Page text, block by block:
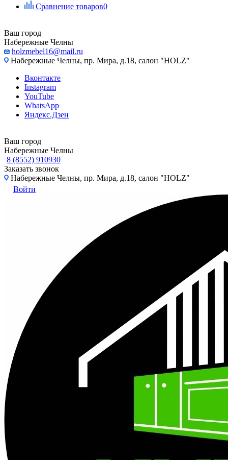
Сравнение товаров0
Ваш город
Набережные Челны
holzmebel16@mail.ru
Набережные Челны, пр. Мира, д.18, салон "HOLZ"
Вконтакте
Instagram
YouTube
WhatsApp
Яндекс.Дзен
Ваш город
Набережные Челны
8 (8552) 910930
Заказать звонок
Набережные Челны, пр. Мира, д.18, салон "HOLZ"
Войти